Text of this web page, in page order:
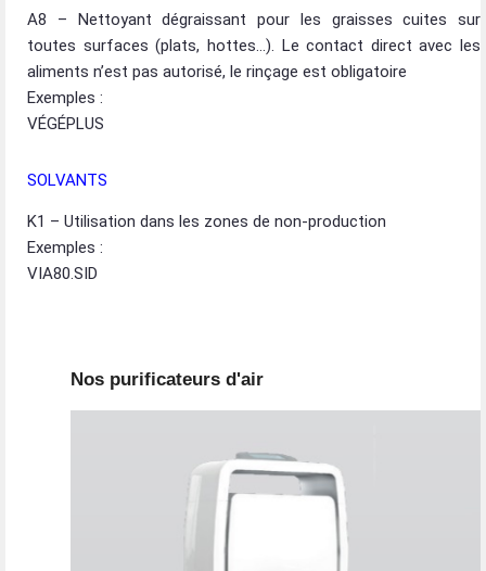
A8 – Nettoyant dégraissant pour les graisses cuites sur
toutes surfaces (plats, hottes…). Le contact direct avec les
aliments n’est pas autorisé, le rinçage est obligatoire
Exemples :
VÉGÉPLUS
SOLVANTS
K1 – Utilisation dans les zones de non-production
Exemples :
VIA80.SID
Nos purificateurs d'air